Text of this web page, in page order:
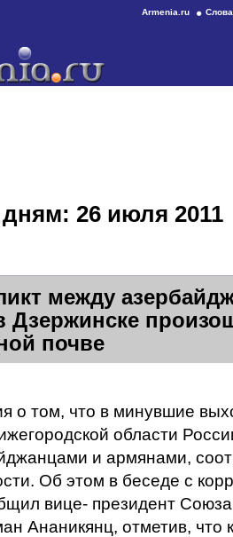
Armenia.ru
26 июля 2011
между
Дзержинске
почве
о том, что в минувшие
области
и армянами,
Об этом в беседе с
вице- президент
Ананикянц, отметив, что